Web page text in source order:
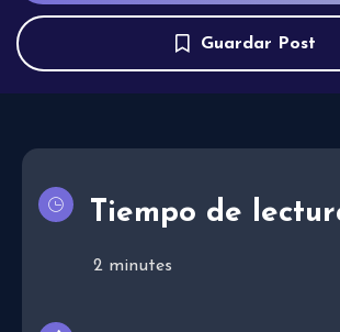
Guardar Post
Tiempo de
2 minutes